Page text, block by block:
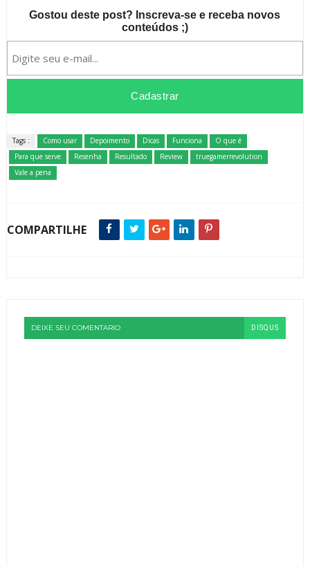
Gostou deste post? Inscreva-se e receba novos
conteúdos ;)
Tags : Como usar Depoimento Dicas Funciona
O que é
Para que serve
Resenha Resultado Review
truegamerrevolution
Vale a pena
COMPARTILHE
DEIXE SEU COMENTARIO DISQUS